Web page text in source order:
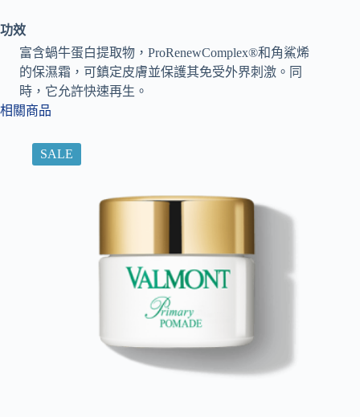
功效
富含蝸牛蛋白提取物，ProRenewComplex®和角鯊烯
的保濕霜，可鎮定皮膚並保護其免受外界刺激。 同
時，它允許快速再生。
相關商品
SALE